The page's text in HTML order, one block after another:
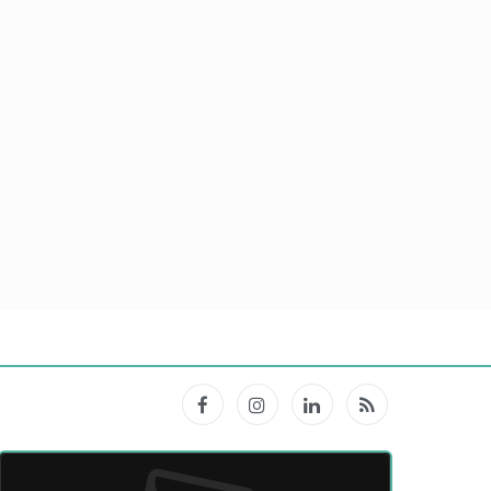
FacebookInstagramLinkedInRSS